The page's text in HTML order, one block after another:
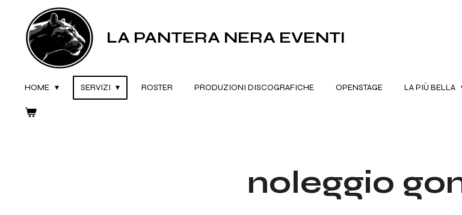
contenuto
principale
LA PANTERA NERA EVENTI
HOME SERVIZI ROSTER PRODUZIONI DISCOGRAFICHE OPENSTAGE LA PIÙ BELLA
noleggio